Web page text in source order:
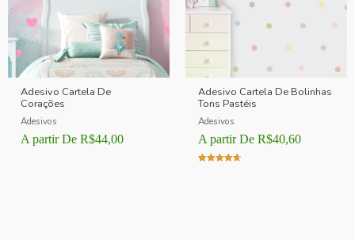
Adesivo Cartela De
Corações
Adesivos
A partir De R$44,00
Adesivo Cartela De Bolinhas
Tons Pastéis
Adesivos
A partir De R$40,60